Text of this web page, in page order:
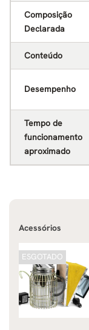
Composição
Declarada
Conteúdo
Desempenho
Tempo de
funcionamento
aproximado
Acessórios
ESGOTADO